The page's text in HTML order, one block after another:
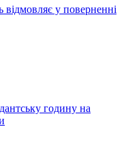
у поверненні
годину на